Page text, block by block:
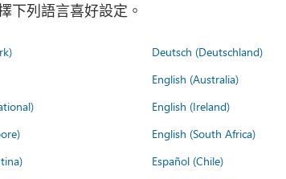
下列語言喜好設定。
Deutsch (Deutschland)
English (Australia)
English (Ireland)
English (South Africa)
Español (Chile)